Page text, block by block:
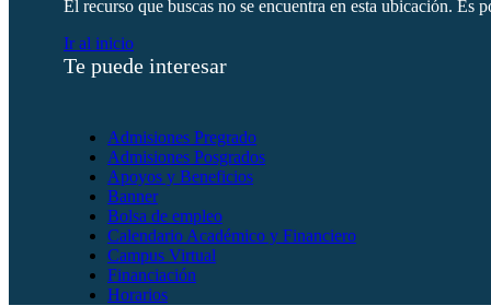
El recurso que buscas no se encuentra en esta ubicación. Es
Ir al inicio
Te puede interesar
Admisiones Pregrado
Admisiones Posgrados
Apoyos y Beneficios
Banner
Bolsa de empleo
Calendario Académico y Financiero
Campus Virtual
Financiación
Horarios